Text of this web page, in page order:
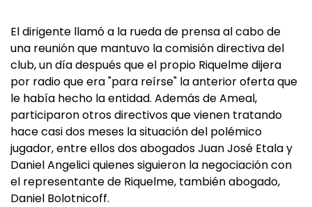
El dirigente llamó a la rueda de prensa al cabo de
una reunión que mantuvo la comisión directiva del
club, un día después que el propio Riquelme dijera
por radio que era "para reírse" la anterior oferta que
le había hecho la entidad. Además de Ameal,
participaron otros directivos que vienen tratando
hace casi dos meses la situación del polémico
jugador, entre ellos dos abogados Juan José Etala y
Daniel Angelici quienes siguieron la negociación con
el representante de Riquelme, también abogado,
Daniel Bolotnicoff.